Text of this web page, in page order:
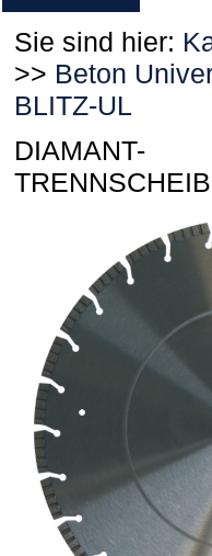
Sie sind hier:
>> Beton
BLITZ-UL
DIAMANT-